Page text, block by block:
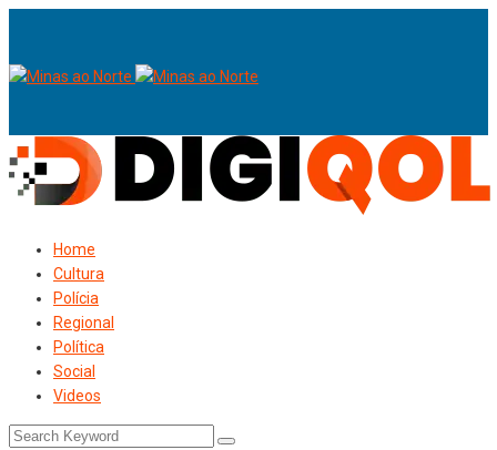
Home
Cultura
Polícia
Regional
Política
Social
Videos